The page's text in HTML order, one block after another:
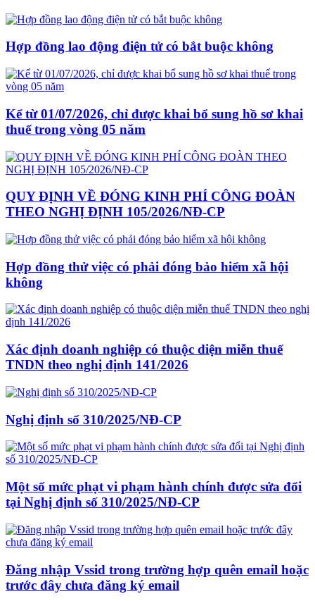
Hợp đồng lao động điện tử có bắt buộc không
Kể từ 01/07/2026, chỉ được khai bổ sung hồ sơ khai
thuế trong vòng 05 năm
QUY ĐỊNH VỀ ĐÓNG KINH PHÍ CÔNG ĐOÀN
THEO NGHỊ ĐỊNH 105/2026/NĐ-CP
Hợp đồng thử việc có phải đóng bảo hiểm xã hội
không
Xác định doanh nghiệp có thuộc diện miễn thuế
TNDN theo nghị định 141/2026
Nghị định số 310/2025/NĐ-CP
Một số mức phạt vi phạm hành chính được sửa đổi
tại Nghị định số 310/2025/NĐ-CP
Đăng nhập Vssid trong trường hợp quên email hoặc
trước đây chưa đăng ký email